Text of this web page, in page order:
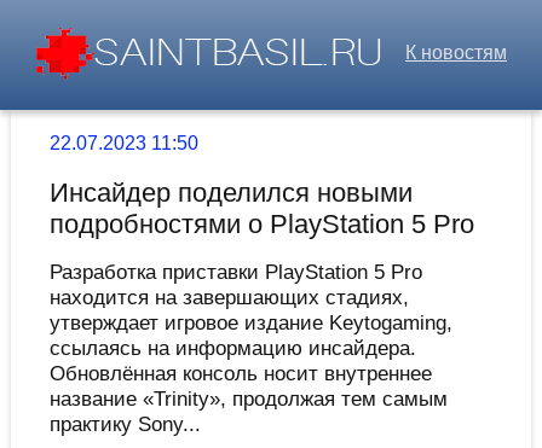
К новостям
22.07.2023 11:50
Инсайдер поделился новыми
подробностями о PlayStation 5 Pro
Разработка приставки PlayStation 5 Pro
находится на завершающих стадиях,
утверждает игровое издание Keytogaming,
ссылаясь на информацию инсайдера.
Обновлённая консоль носит внутреннее
название «Trinity», продолжая тем самым
практику Sony...